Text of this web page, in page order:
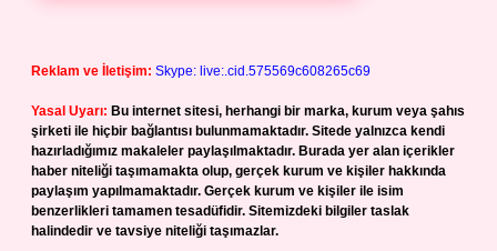
Reklam ve İletişim: Skype: live:.cid.575569c608265c69
Yasal Uyarı: Bu internet sitesi, herhangi bir marka, kurum veya şahıs
şirketi ile hiçbir bağlantısı bulunmamaktadır. Sitede yalnızca kendi
hazırladığımız makaleler paylaşılmaktadır. Burada yer alan içerikler
haber niteliği taşımamakta olup, gerçek kurum ve kişiler hakkında
paylaşım yapılmamaktadır. Gerçek kurum ve kişiler ile isim
benzerlikleri tamamen tesadüfidir. Sitemizdeki bilgiler taslak
halindedir ve tavsiye niteliği taşımazlar.